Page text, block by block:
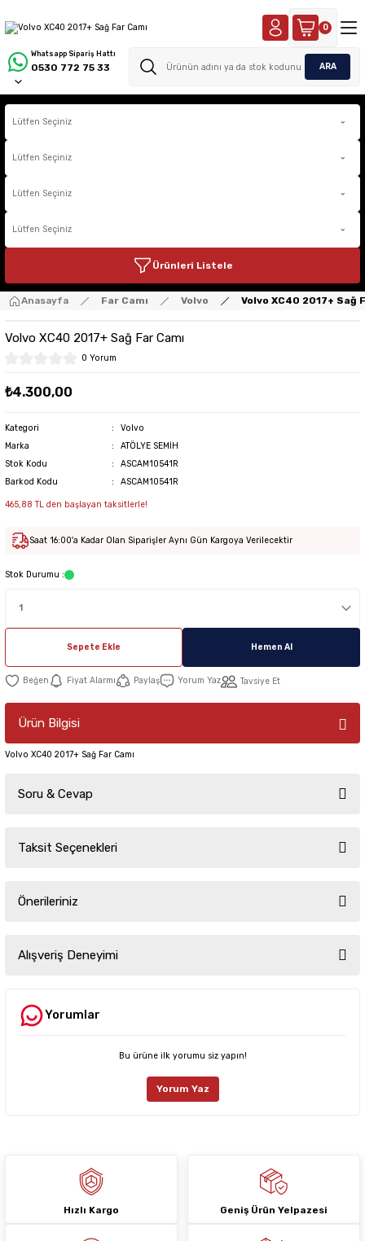
Whatsapp Sipariş Hattı
0530 772 75 33 ARA
0
Ürünleri Listele
Anasayfa Far Camı Volvo Volvo XC40 2017+ Sağ
Volvo XC40 2017+ Sağ Far Camı
0 Yorum
₺4.300,00
Kategori
Volvo
Marka
ATÖLYE SEMİH
Stok Kodu
ASCAM10541R
Barkod Kodu
ASCAM10541R
465,88 TL den başlayan taksitlerle!
Saat 16:00'a Kadar Olan Siparişler Aynı Gün Kargoya Verilecektir
Stok Durumu :
Sepete Ekle Hemen Al
Fiyat Alarmı Paylaş Yorum Yaz Tavsiye Et
Ürün Bilgisi
Volvo XC40 2017+ Sağ Far Camı
Soru & Cevap
Ürün hakkında henüz soru sorulmamış.
Taksit Seçenekleri
Önerileriniz
yetersiz gördüğünüz noktaları öneri formunu kullanarak tarafımıza
iletebilirsiniz.
Ürün resmi kalitesiz, bozuk veya görüntülenemiyor.
Ürün fiyatı diğer sitelerden daha pahalı.
Alışveriş Deneyimi
Deneyimini Paylaş
Yorumlar
Bu ürüne ilk yorumu siz yapın!
Yorum Yaz
Hızlı Kargo Geniş Ürün Yelpazesi